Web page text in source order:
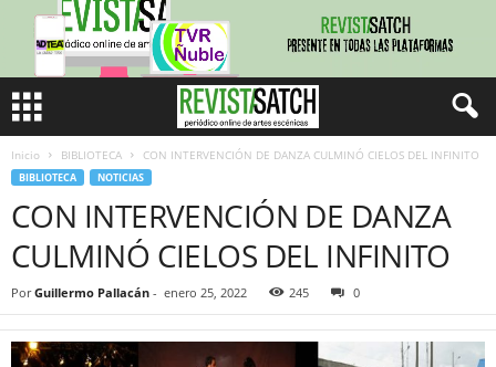
Inicio BIBLIOTECA CON INTERVENCIÓN DE DANZA CULMINÓ CIELOS DEL INFINITO
BIBLIOTECA NOTICIAS
CON INTERVENCIÓN DE DANZA
CULMINÓ CIELOS DEL INFINITO
Por Guillermo Pallacán - enero 25, 2022 245 0